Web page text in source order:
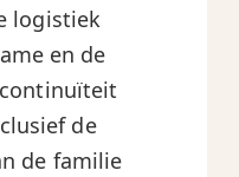
logistiek
en de
de
de familie